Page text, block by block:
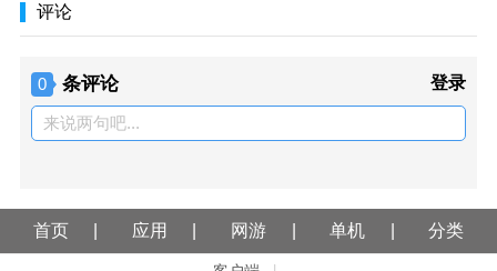
评论
0 条评论 登录
来说两句吧...
首页 应用 网游 单机 分类